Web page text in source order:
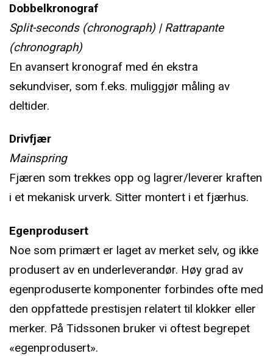
Dobbelkronograf
Split-seconds (chronograph) | Rattrapante
(chronograph)
En avansert kronograf med én ekstra
sekundviser, som f.eks. muliggjør måling av
deltider.
Drivfjær
Mainspring
Fjæren som trekkes opp og lagrer/leverer kraften
i et mekanisk urverk. Sitter montert i et fjærhus.
Egenprodusert
Noe som primært er laget av merket selv, og ikke
produsert av en underleverandør. Høy grad av
egenproduserte komponenter forbindes ofte med
den oppfattede prestisjen relatert til klokker eller
merker. På Tidssonen bruker vi oftest begrepet
«egenprodusert».